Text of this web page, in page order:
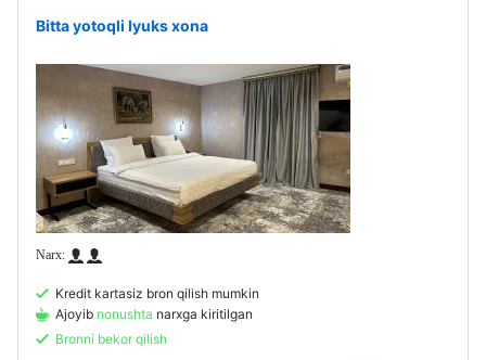
Bitta yotoqli lyuks xona
Kredit kartasiz bron qilish mumkin
Ajoyib nonushta narxga kiritilgan
Bronni bekor qilish